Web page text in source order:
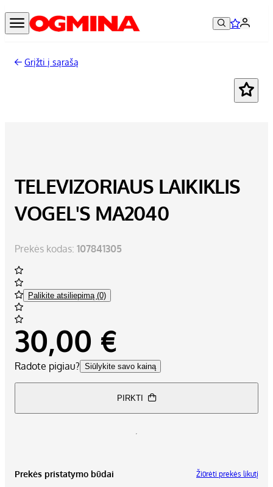
Grįžti į sąrašą
TELEVIZORIAUS LAIKIKLIS
VOGEL'S MA2040
Prekės kodas: 107841305
Palikite atsiliepimą (0)
30,00 €
Radote pigiau? Siūlykite savo kainą
PIRKTI
Prekės pristatymo būdai Žiūrėti prekės likutį